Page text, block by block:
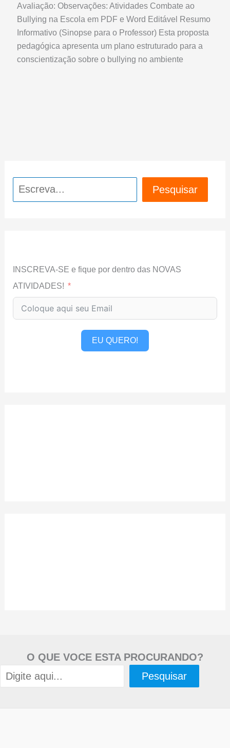
Avaliação: Observações: Atividades Combate ao
Bullying na Escola em PDF e Word Editável Resumo
Informativo (Sinopse para o Professor) Esta proposta
pedagógica apresenta um plano estruturado para a
conscientização sobre o bullying no ambiente
Pesquisar Pesquisar
INSCREVA-SE e fique por dentro das NOVAS
ATIVIDADES!
EU QUERO!
O QUE VOCE ESTA PROCURANDO?
Pesquisar